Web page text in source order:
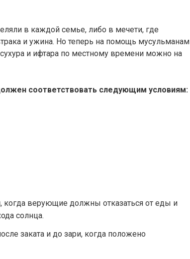
в каждой семье, либо в мечети, где
и ужина. Но теперь на помощь мусульманам
и ифтара по местному времени можно на
соответствовать следующим условиям:
верующие должны отказаться от еды и
солнца.
заката и до зари, когда положено